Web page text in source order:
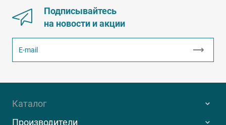
Подписывайтесь
на новости и акции
Каталог
Производители